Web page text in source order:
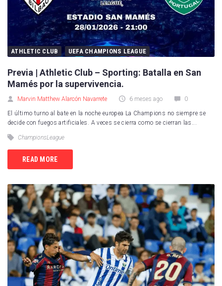
ATHLETIC CLUB UEFA CHAMPIONS LEAGUE
Previa | Athletic Club – Sporting: Batalla en San
Mamés por la supervivencia.
Marvin Matthew Alarcón Navarrete 6 meses ago 0
El último turno al bate en la noche europea La Champions no siempre se
decide con fuegos artificiales. A veces se cierra como se cierran las...
ChampionsLeague
READ MORE